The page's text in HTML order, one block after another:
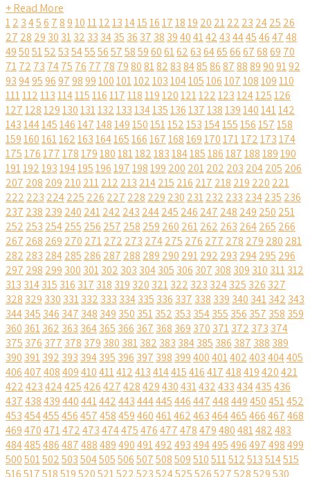
+ Read More
12 3456 78910111213141516171819 20 2122 23 2425 26
27 28 29 30 3132 33 3435 36 37 38 39404142434445464748
495051525354555657585960616263646566676869 70
7172 73 7475 76 77 78 7980818283848586878889909192
93949596979899100101102103104105106107108109110
111112113114115116117118119120121122123124125126
127128129130131132133134135136137138139140141142
143144145146147148149150151152153154155156157158
159160161162163164165166167168169170171172173174
175176177178179180181182183184185186187188189190
191192193194195196197198199 200 201202 203 204205 206
207 208 209 210 211212 213 214215 216 217 218 219 220 221
222 223 224225 226 227 228 229 230 231232 233 234235 236
237 238 239 240 241242 243 244245 246 247 248 249 250 251
252 253 254255 256 257 258 259 260 261262 263 264265 266
267 268 269 270 271272 273 274275 276 277 278 279 280 281
282 283 284285 286 287 288 289 290 291292 293 294295 296
297 298 299 300 301302 303 304305 306 307 308 309 310 311312
313 314315 316 317 318 319 320 321322 323 324325 326 327
328 329 330 331332 333 334335 336 337 338 339 340 341342 343
344345 346 347 348 349 350 351352 353 354355 356 357 358 359
360 361362 363 364365 366 367 368 369 370 371372 373 374
375 376 377 378 379 380 381382 383 384385 386 387 388 389
390 391392 393 394395 396 397 398 399400401402403404405
406407408409410411412413414415416417418419420421
422423424425426427428429430431432433434435436
437438439440441442443444445446447448449450451452
453454455456457458459460461462463464465466467468
469470471472473474475476477478479480481482483
484485486487488489490491492493494495496497498499
500501502503504505506507508509510511512513514515